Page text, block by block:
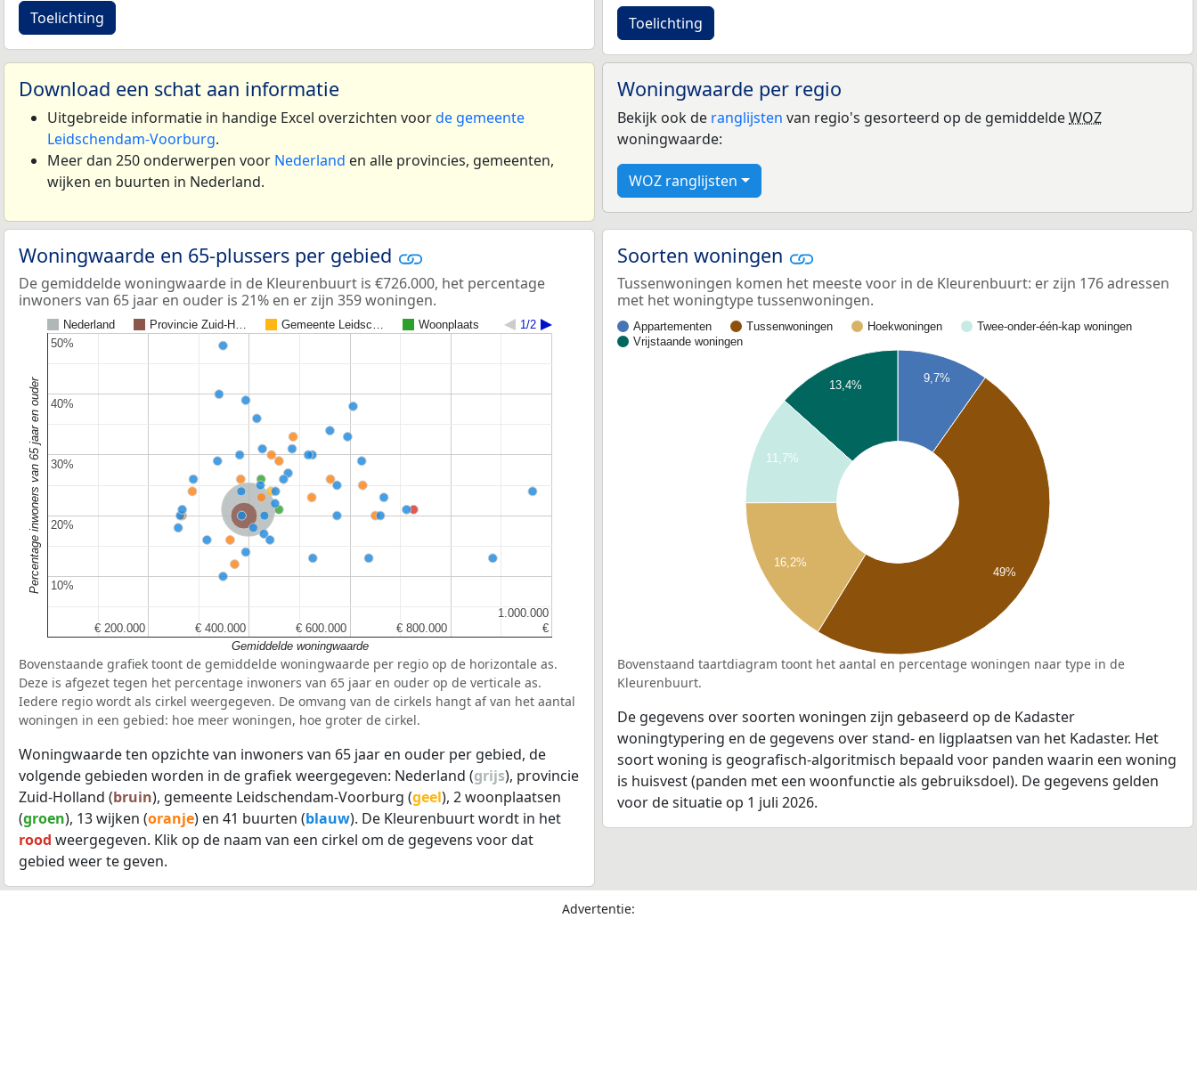
Toelichting Toelichting
Download een schat aan informatie
Uitgebreide informatie in handige Excel overzichten voorde gemeente
Leidschendam-Voorburg.
Meer dan 250 onderwerpen voor Nederland en alle provincies, gemeenten,
wijken en buurten in Nederland.
Woningwaarde per regio
Bekijk ook de ranglijsten van regio's gesorteerd op de gemiddeldeWOZ
woningwaarde:
WOZ ranglijsten
Woningwaarde en 65-plussers per gebied
De gemiddelde woningwaarde in de Kleurenbuurt is €726.000, het percentage
inwoners van 65 jaar en ouder is 21% en er zijn 359 woningen.
Nederland Provincie Zuid-H… Gemeente Leidsc… Woonplaats 1/2
Nederland
Provincie Zuid-Holland
€ 200.000
€ 200.000 € 400.000
€ 400.000 € 600.000
€ 600.000 € 800.000
€ 800.000 €
€
1.000.000
1.000.000
10%
10%
20%
20%
30%
30%
40%
40%
50%
50%
Gemiddelde woningwaarde
Percentage inwoners van 65 jaar en ouder
Bovenstaande grafiek toont de gemiddelde woningwaarde per regio op de horizontale as.
Deze is afgezet tegen het percentage inwoners van 65 jaar en ouder op de verticale as.
Iedere regio wordt als cirkel weergegeven. De omvang van de cirkels hangt af van het aantal
woningen in een gebied: hoe meer woningen, hoe groter de cirkel.
Woningwaarde ten opzichte van inwoners van 65 jaar en ouder per gebied, de
volgende gebieden worden in de grafiek weergegeven: Nederland (grijs), provincie
Zuid-Holland (bruin), gemeente Leidschendam-Voorburg (geel), 2 woonplaatsen
(groen), 13 wijken (oranje) en 41 buurten (blauw). De Kleurenbuurt wordt in het
rood weergegeven. Klik op de naam van een cirkel om de gegevens voor dat
gebied weer te geven.
Soorten woningen
Tussenwoningen komen het meeste voor in de Kleurenbuurt: er zijn 176 adressen
met het woningtype tussenwoningen.
Appartementen Tussenwoningen Hoekwoningen
Twee-onder-één-kap woningen
Vrijstaande woningen
9,7%
13,4%
11,7%
16,2%
49%
Bovenstaand taartdiagram toont het aantal en percentage woningen naar type in de
Kleurenbuurt.
De gegevens over soorten woningen zijn gebaseerd op de Kadaster
woningtypering en de gegevens over stand- en ligplaatsen van het Kadaster. Het
soort woning is geografisch-algoritmisch bepaald voor panden waarin een woning
is huisvest (panden met een woonfunctie als gebruiksdoel). De gegevens gelden
voor de situatie op 1 juli 2026.
Advertentie: